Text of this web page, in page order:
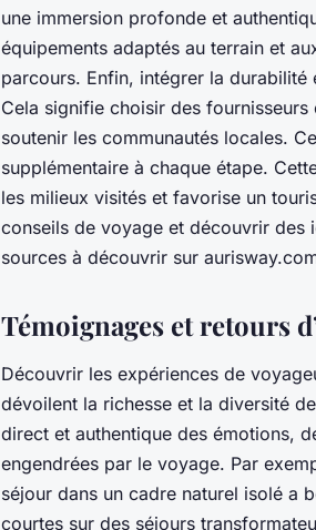
une immersion profonde et
équipements adaptés au terrain et
parcours. Enfin, intégrer la
Cela signifie choisir des fournisseurs
soutenir les communautés locales.
supplémentaire à chaque étape.
les milieux visités et favorise un
conseils de voyage et découvrir des
sources à découvrir sur
Témoignages et retours
Découvrir les expériences de
dévoilent la richesse et la diversité
direct et authentique des émotions,
engendrées par le voyage. Par
séjour dans un cadre naturel isolé a
courtes sur des séjours